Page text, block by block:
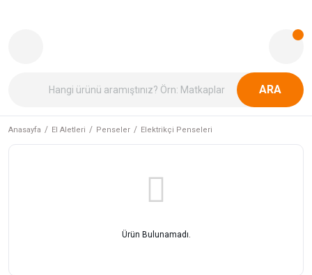
ARA
Anasayfa El Aletleri Penseler Elektrikçi Penseleri
Ürün Bulunamadı.